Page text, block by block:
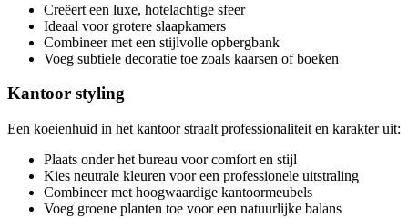
Creëert een luxe, hotelachtige sfeer
Ideaal voor grotere slaapkamers
Combineer met een stijlvolle opbergbank
Voeg subtiele decoratie toe zoals kaarsen of boeken
Kantoor styling
Een koeienhuid in het kantoor straalt professionaliteit en karakter uit:
Plaats onder het bureau voor comfort en stijl
Kies neutrale kleuren voor een professionele uitstraling
Combineer met hoogwaardige kantoormeubels
Voeg groene planten toe voor een natuurlijke balans